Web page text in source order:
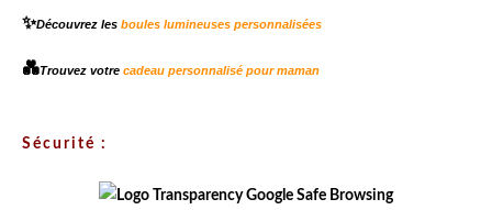
✨Découvrez les boules lumineuses personnalisées
💑Trouvez votre cadeau personnalisé pour maman
Sécurité :